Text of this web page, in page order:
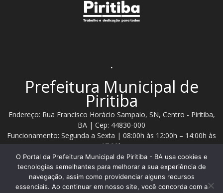
.
Prefeitura Municipal de
Piritiba
Endereço: Rua Francisco Horácio Sampaio, SN, Centro - Piritiba,
BA | Cep: 44830-000
Funcionamento: Segunda a Sexta | 08:00h às 12:00h – 14:00h às
17:00h
Telefone: (74) 3628 - 2111 / 3628 - 2153
Contato:comunicacao@piritiba.ba.gov.br
O Portal da Prefeitura Municipal de Piritiba - BA usa cookies e
tecnologias semelhantes para melhorar a sua experiência de
navegação, assim como providenciar alguns recursos
essenciais. Ao continuar em nosso site, você concorda com a